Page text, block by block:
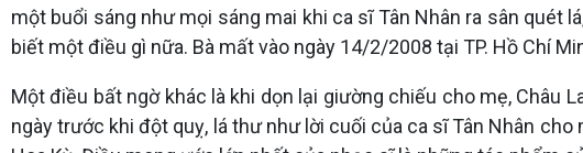
một buổi sáng như mọi sáng mai khi ca sĩ Tân Nhân ra sân quét
biết một điều gì nữa. Bà mất vào ngày 14/2/2008 tại TP. Hồ Chí
Một điều bất ngờ khác là khi dọn lại giường chiếu cho mẹ, Châu
ngày trước khi đột quỵ, lá thư như lời cuối của ca sĩ Tân Nhân